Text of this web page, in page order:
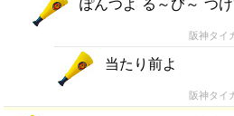
阪神タイ
当たり前よ
阪神タイ